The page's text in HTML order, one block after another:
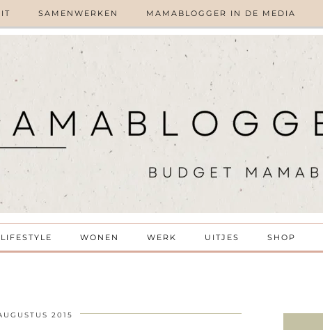
SAMENWERKEN MAMABLOGGER IN DE MEDIA
LIFESTYLE WONEN WERK UITJES SHOP
2015